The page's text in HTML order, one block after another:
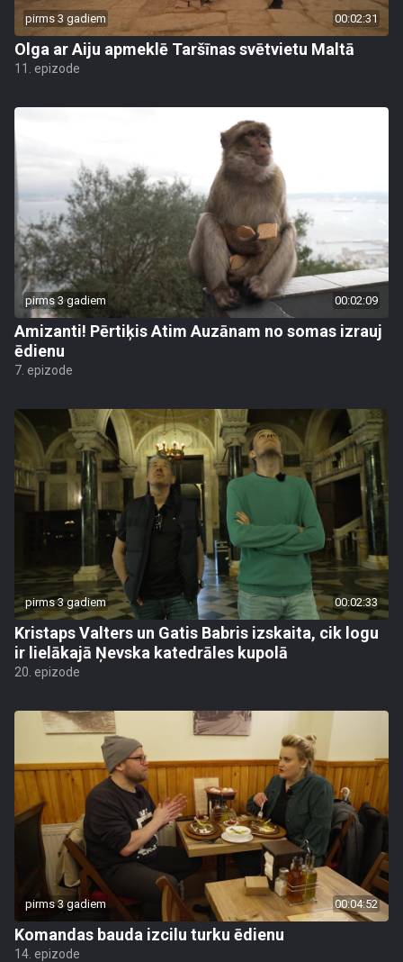
pirms 3 gadiem 00:02:31
Olga ar Aiju apmeklē Taršīnas svētvietu Maltā
11. epizode
pirms 3 gadiem 00:02:09
Amizanti! Pērtiķis Atim Auzānam no somas izrauj
ēdienu
7. epizode
pirms 3 gadiem 00:02:33
Kristaps Valters un Gatis Babris izskaita, cik logu
ir lielākajā Ņevska katedrāles kupolā
20. epizode
pirms 3 gadiem 00:04:52
Komandas bauda izcilu turku ēdienu
14. epizode